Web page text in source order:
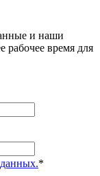
и наши
рабочее время для
*